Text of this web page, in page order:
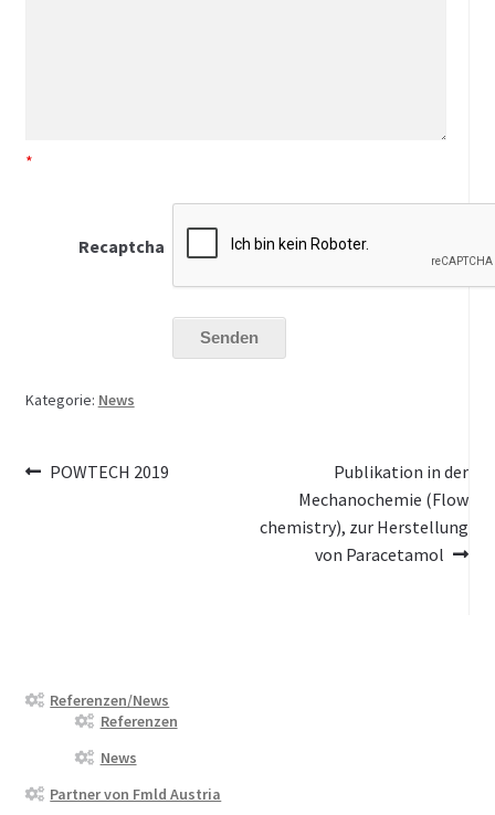
*
Recaptcha
Kategorie: News
Beitragsnavigation
Vorheriger
POWTECH 2019
Nächster
Beitrag:
Publikation in der
Mechanochemie (Flow
chemistry), zur Herstellung
von Paracetamol
Referenzen/News
Referenzen
News
Partner von Fmld Austria